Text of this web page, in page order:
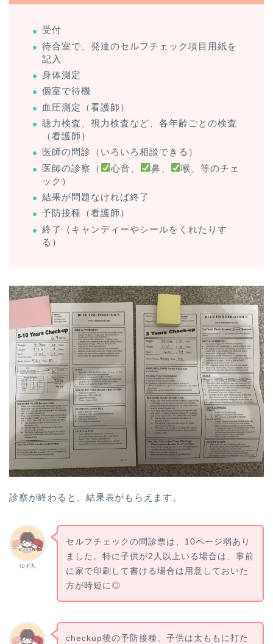
受付
待合室で、発達のセルフチェック項目用紙を
記入
身体測定
個室で待機
血圧測定（看護師）
聴力検査、視力検査など、各年齢ごとの検査
（看護師）
医師の問診（いろいろ相談できる）
医師の診察（
心音、 鼻、
喉、等のチェ
ック）
結果が問題なければ終了
予防接種（看護師）
終了（キャンディーやシールをくれたりす
る）
診察が終わると、結果表がもらえます。
ゆず丸
セルフチェックの問診票は、10ページ弱あり
ました。特に子供が2人以上いる場合は、事前
に家で印刷して書ける場合は用意しておいた
方が時短に◎
checkup後の予防接種、子供は太ももに打た